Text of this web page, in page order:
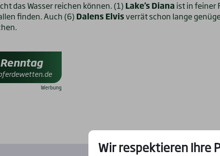
das Wasser reichen können. (1) Lake’s Diana ist in feiner
finden. Auch (6) Dalens Elvisverrät schon lange
Wir respektieren Ihre